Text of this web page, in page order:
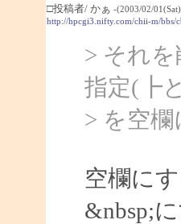
□投稿者/ かぁ -(2003/02/
http://hpcgi3.nifty.com/chii-m/bbs/
> それ
指定(┣
> を空
空欄に
&nbsp;